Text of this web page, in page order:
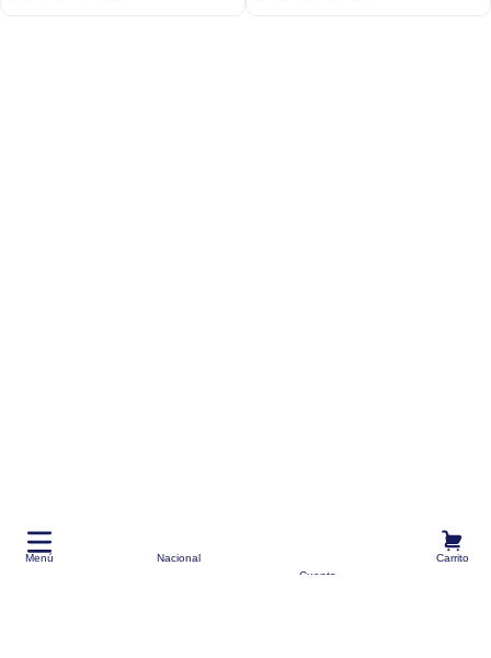
Menú
Nacional
Cuenta
Carrito